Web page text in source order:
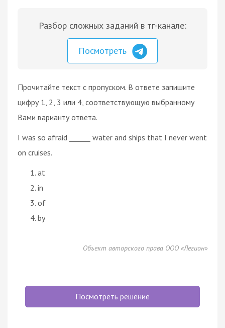
Разбор сложных заданий в тг-канале:
Посмотреть
Прочитайте текст с пропуском. В ответе запишите
цифру 1, 2, 3 или 4, соответствующую выбранному
Вами варианту ответа.
I was so afraid ______ water and ships that I never went
on cruises.
at
in
of
by
Объект авторского права ООО «Легион»
Посмотреть решение